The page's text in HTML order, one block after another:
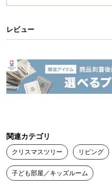
ド
お
支
い
に
つ
配
送
料
に
つ
レビュー
関連カテゴリ
クリスマスツリー リビング
子ども部屋／キッズルーム